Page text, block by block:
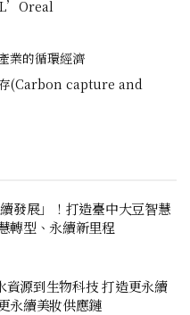
業的循環經濟
存(Carbon capture and
發展」！打造臺中大豆智慧
轉型、永續新里程
資源到生物科技 打造更永續
永續美妝供應鏈